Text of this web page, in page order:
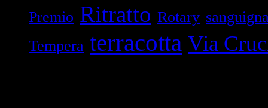
Premio Ritratto Rotary
Tempera terracotta Via